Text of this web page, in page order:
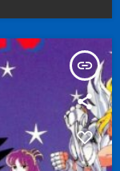
insert_link